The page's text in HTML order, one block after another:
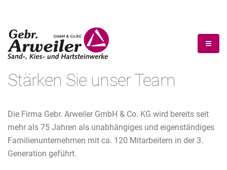
Stärken Sie unser Team
Die Firma Gebr. Arweiler GmbH & Co. KG wird bereits seit
mehr als 75 Jahren als unabhängiges und eigenständiges
Familienunternehmen mit ca. 120 Mitarbeitern in der 3.
Generation geführt.